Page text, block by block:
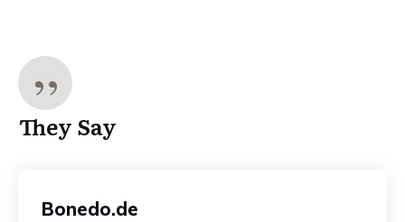
”
They Say
Bonedo.de